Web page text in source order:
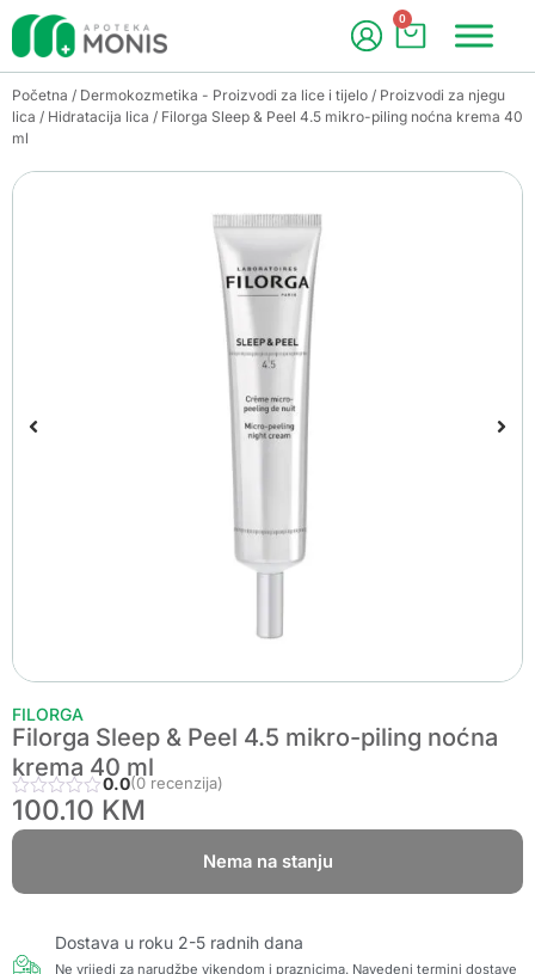
0
Početna / Dermokozmetika - Proizvodi za lice i tijelo / Proizvodi za njegu
lica / Hidratacija lica / Filorga Sleep & Peel 4.5 mikro-piling noćna krema 40
ml
FILORGA
Filorga Sleep & Peel 4.5 mikro-piling noćna
krema 40 ml
0.0(0 recenzija)
100.10 KM
Nema na stanju
Dostava u roku 2-5 radnih dana
Ne vrijedi za narudžbe vikendom i praznicima. Navedeni termini dostave